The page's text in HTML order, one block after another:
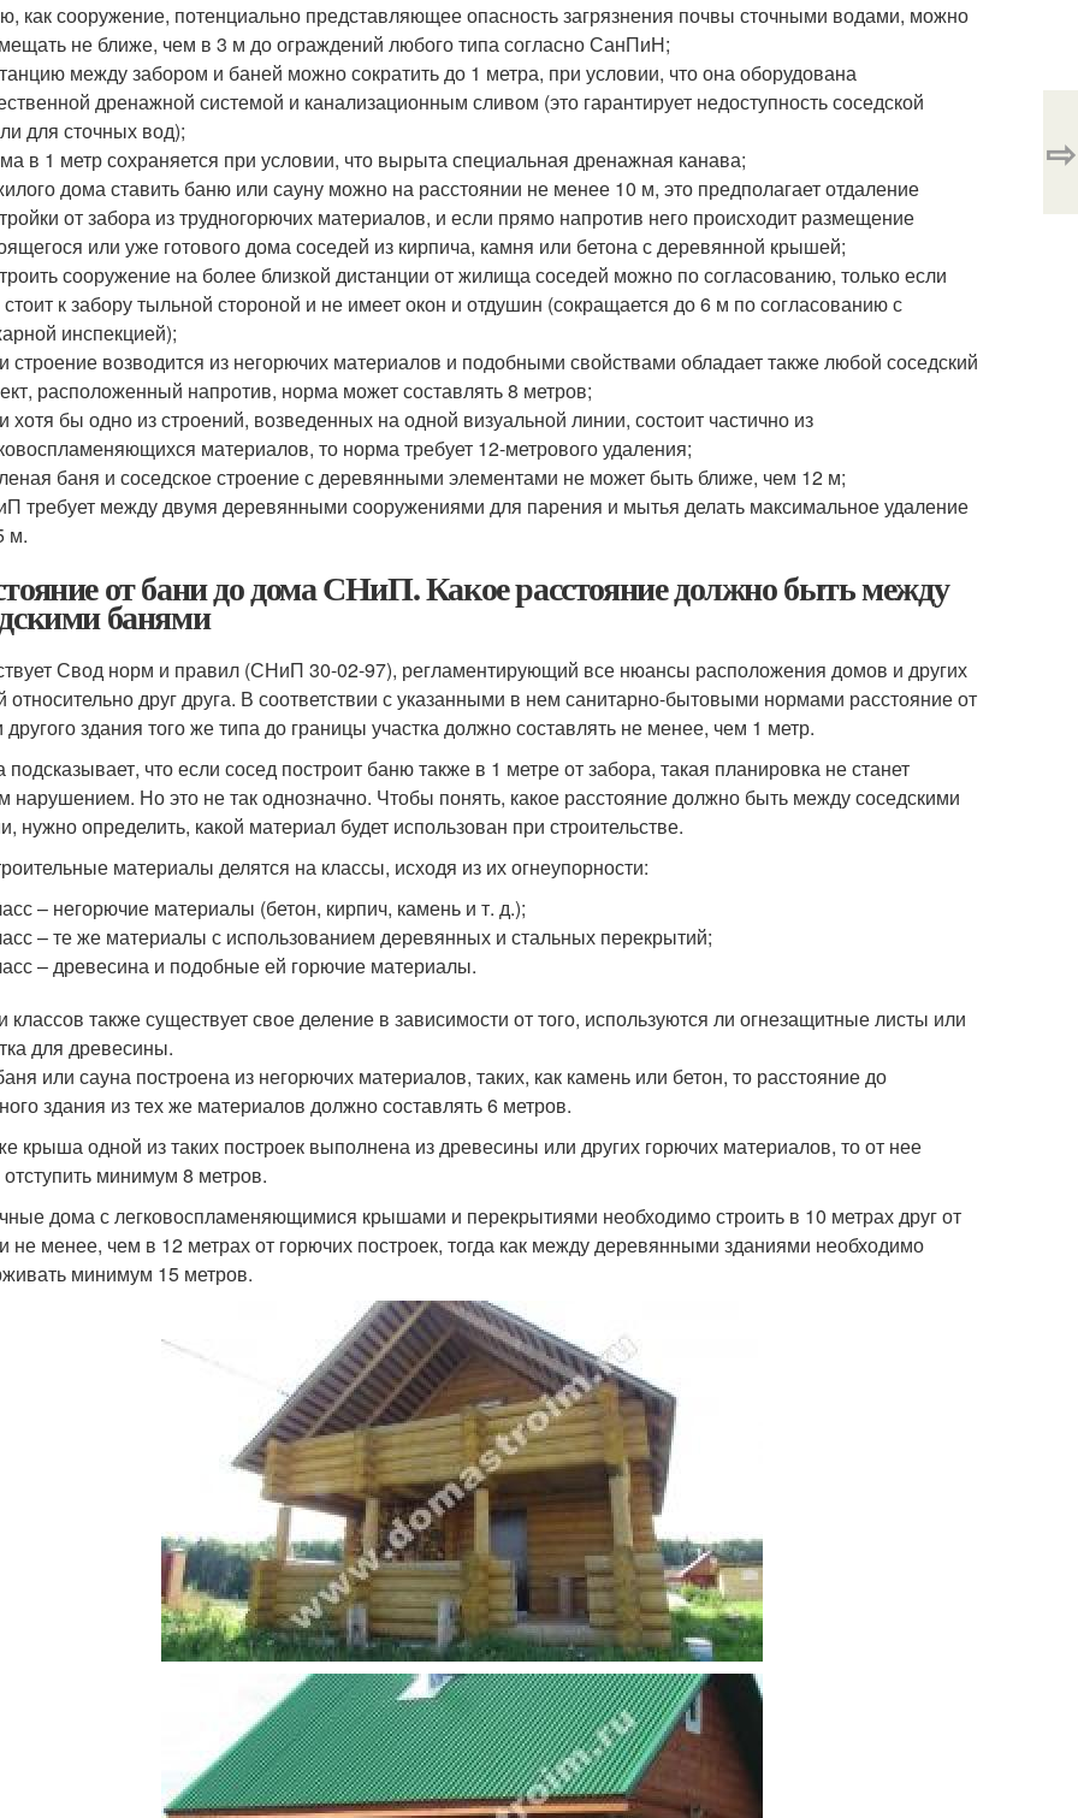
как сооружение, потенциально представляющее опасность загрязнения почвы сточными водами, можно
не ближе, чем в 3 м до ограждений любого типа согласно СанПиН;
между забором и баней можно сократить до 1 метра, при условии, что она оборудована
дренажной системой и канализационным сливом (это гарантирует недоступность соседской
для сточных вод);
в 1 метр сохраняется при условии, что вырыта специальная дренажная канава;
дома ставить баню или сауну можно на расстоянии не менее 10 м, это предполагает отдаление
от забора из трудногорючих материалов, и если прямо напротив него происходит размещение
или уже готового дома соседей из кирпича, камня или бетона с деревянной крышей;
сооружение на более близкой дистанции от жилища соседей можно по согласованию, только если
к забору тыльной стороной и не имеет окон и отдушин (сокращается до 6 м по согласованию с
инспекцией);
строение возводится из негорючих материалов и подобными свойствами обладает также любой соседский
расположенный напротив, норма может составлять 8 метров;
хотя бы одно из строений, возведенных на одной визуальной линии, состоит частично из
материалов, то норма требует 12-метрового удаления;
баня и соседское строение с деревянными элементами не может быть ближе, чем 12 м;
требует между двумя деревянными сооружениями для парения и мытья делать максимальное удаление
м.
от бани до дома СНиП. Какое расстояние должно быть между
банями
Свод норм и правил (СНиП 30-02-97), регламентирующий все нюансы расположения домов и других
относительно друг друга. В соответствии с указанными в нем санитарно-бытовыми нормами расстояние от
другого здания того же типа до границы участка должно составлять не менее, чем 1 метр.
подсказывает, что если сосед построит баню также в 1 метре от забора, такая планировка не станет
нарушением. Но это не так однозначно. Чтобы понять, какое расстояние должно быть между соседскими
нужно определить, какой материал будет использован при строительстве.
материалы делятся на классы, исходя из их огнеупорности:
– негорючие материалы (бетон, кирпич, камень и т. д.);
– те же материалы с использованием деревянных и стальных перекрытий;
– древесина и подобные ей горючие материалы.
классов также существует свое деление в зависимости от того, используются ли огнезащитные листы или
для древесины.
или сауна построена из негорючих материалов, таких, как камень или бетон, то расстояние до
здания из тех же материалов должно составлять 6 метров.
крыша одной из таких построек выполнена из древесины или других горючих материалов, то от нее
минимум 8 метров.
дома с легковоспламеняющимися крышами и перекрытиями необходимо строить в 10 метрах друг от
не менее, чем в 12 метрах от горючих построек, тогда как между деревянными зданиями необходимо
минимум 15 метров.
⇨